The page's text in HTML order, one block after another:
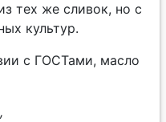
тех же сливок, но с
культур.
с ГОСТами, масло